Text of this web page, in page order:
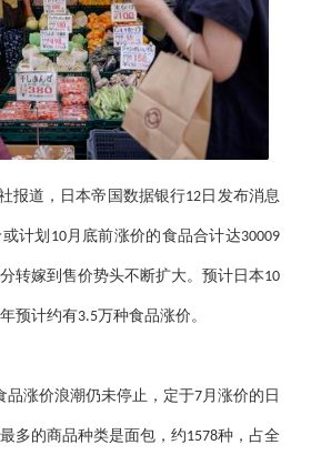
省 书画频道
报道，日本帝国数据银行12日发布消息
计划 10月底前涨价的食品合计达30009
转嫁到售价势头不断扩大。预计日本10
预计约有3.5万种食品涨价。
品涨价浪潮仍未停止，定于7 月涨价的日
多的商品种类是面包，约1578种，占全